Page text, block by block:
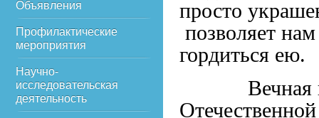
Объявления
Профилактические
мероприятия
Научно-
исследовательская
деятельность
просто
позволяет
гордиться ею.
Вечная